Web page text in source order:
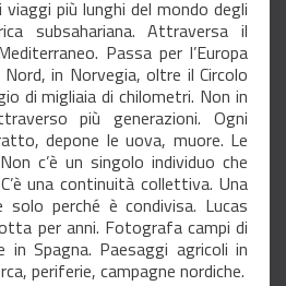
viaggi più lunghi del mondo degli
subsahariana. Attraversa il
Passa per l’Europa
in Norvegia, oltre il Circolo
di migliaia di chilometri. Non in
più generazioni. Ogni
depone le uova, muore. Le
c’è un singolo individuo che
una continuità collettiva. Una
solo perché è condivisa. Lucas
per anni. Fotografa campi di
in Spagna. Paesaggi agricoli in
periferie, campagne nordiche.